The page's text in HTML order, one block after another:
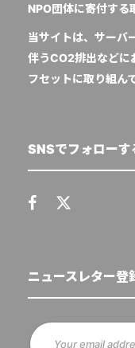
NPO団体に寄付する
当サイトは、サーバ
伴うCO2排出などに
フセットに取り組ん
SNSでフォローす
ニュースレター登